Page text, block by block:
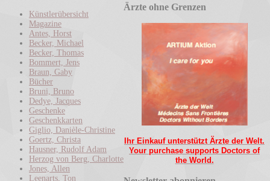
Künstlerübersicht
Magazine
Antes, Horst
Becker, Michael
Becker, Thomas
Bommert, Jens
Braun, Gaby
Bücher
Bruni, Bruno
Dedye, Jacques
Geschenke
Geschenkkarten
Giglio, Danièle-Christine
Goertz, Christa
Hausner, Rudolf Adam
Herzog von Berg, Charlotte
Jones, Allen
Leenarts, Ton
Ärzte ohne Grenzen
Ihr Einkauf unterstützt Ärzte der Welt.
Your purchase supports Doctors of
the World.